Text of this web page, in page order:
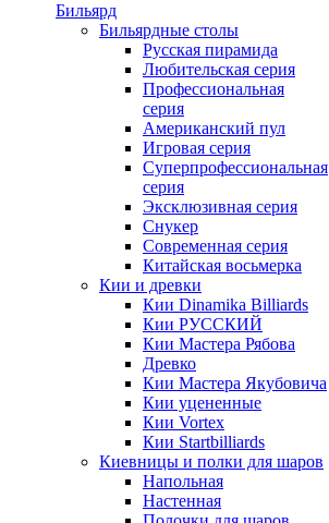
Бильярд
Бильярдные столы
Русская пирамида
Любительская серия
Профессиональная
серия
Американский пул
Игровая серия
Суперпрофессиональная
серия
Эксклюзивная серия
Снукер
Современная серия
Китайская восьмерка
Кии и древки
Кии Dinamika Billiards
Кии РУССКИЙ
Кии Мастера Рябова
Древко
Кии Мастера Якубовича
Кии уцененные
Кии Vortex
Кии Startbilliards
Киевницы и полки для шаров
Напольная
Настенная